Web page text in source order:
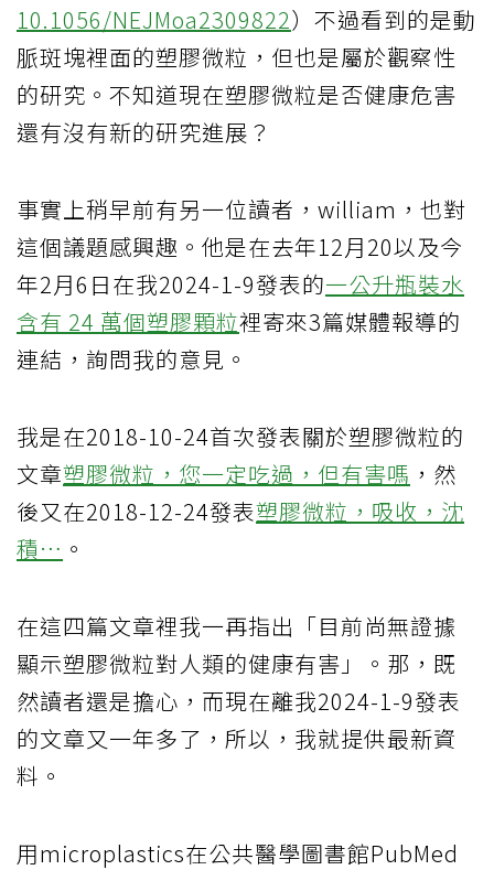
10.1056/NEJMoa2309822）不過看到的是動
脈斑塊裡面的塑膠微粒，但也是屬於觀察性
的研究。不知道現在塑膠微粒是否健康危害
還有沒有新的研究進展？
事實上稍早前有另一位讀者，william，也對
這個議題感興趣。他是在去年12月20以及今
年2月6日在我2024-1-9發表的一公升瓶裝水
含有 24 萬個塑膠顆粒裡寄來3篇媒體報導的
連結，詢問我的意見。
我是在2018-10-24首次發表關於塑膠微粒的
文章塑膠微粒，您一定吃過，但有害嗎 ，然
後又在2018-12-24發表塑膠微粒，吸收，沈
積… 。
在這四篇文章裡我一再指出「目前尚無證據
顯示塑膠微粒對人類的健康有害」。那，既
然讀者還是擔心，而現在離我2024-1-9發表
的文章又一年多了，所以，我就提供最新資
料。
用microplastics在公共醫學圖書館PubMed